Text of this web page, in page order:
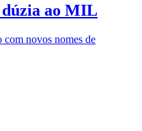
ao MIL
com novos nomes de